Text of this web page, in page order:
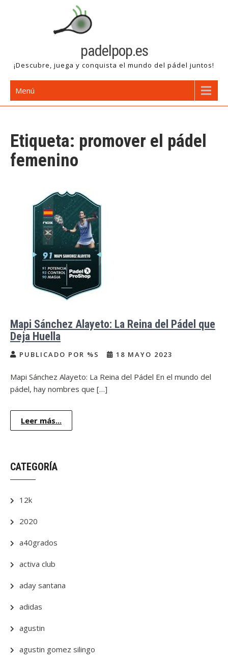
padelpop.es
¡Descubre, juega y conquista el mundo del pádel juntos!
Menú
Etiqueta: promover el pádel
femenino
Mapi Sánchez Alayeto: La Reina del Pádel que
Deja Huella
PUBLICADO POR %S 18 MAYO 2023
Mapi Sánchez Alayeto: La Reina del Pádel En el mundo del
pádel, hay nombres que […]
Leer más...
CATEGORÍA
12k
2020
a40grados
activa club
aday santana
adidas
agustin
agustin gomez silingo